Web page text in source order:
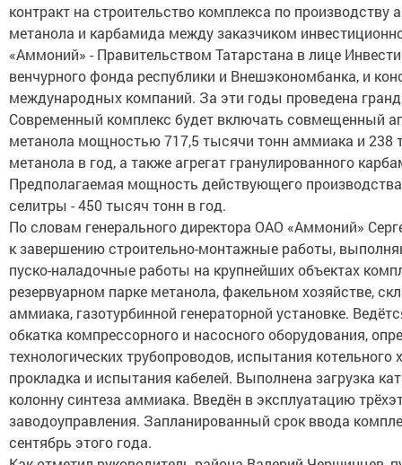
контракт на строительство комплекса по производству
метанола и карбамида между заказчиком
«Аммоний» - Правительством Татарстана в лице
венчурного фонда республики и Внешэкономбанка, и
международных компаний. За эти годы проведена
Современный комплекс будет включать совмещенный
метанола мощностью 717,5 тысячи тонн аммиака и 238
метанола в год, а также агрегат гранулированного
Предполагаемая мощность действующего
селитры - 450 тысяч тонн в год.
По словам генерального директора ОАО «Аммоний»
к завершению строительно-монтажные работы,
пуско-наладочные работы на крупнейших объектах
резервуарном парке метанола, факельном хозяйстве,
аммиака, газотурбинной генераторной установке.
обкатка компрессорного и насосного оборудования,
технологических трубопроводов, испытания котельного
прокладка и испытания кабелей. Выполнена загрузка
колонну синтеза аммиака. Введён в эксплуатацию
заводоуправления. Запланированный срок ввода
сентябрь этого года.